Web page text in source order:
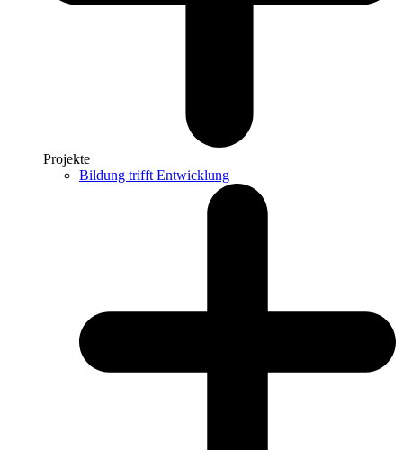
Projekte
Bildung trifft Entwicklung